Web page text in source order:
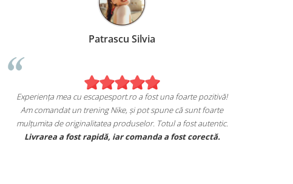
Patrascu Silvia
Experiența mea cu escapesport.ro a fost una foarte pozitivă!
Am comandat un trening Nike, și pot spune că sunt foarte
mulțumita de originalitatea produselor. Totul a fost autentic.
Livrarea a fost rapidă, iar comanda a fost corectă.